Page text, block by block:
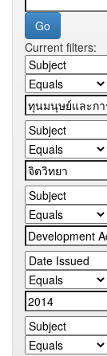
Current filters: